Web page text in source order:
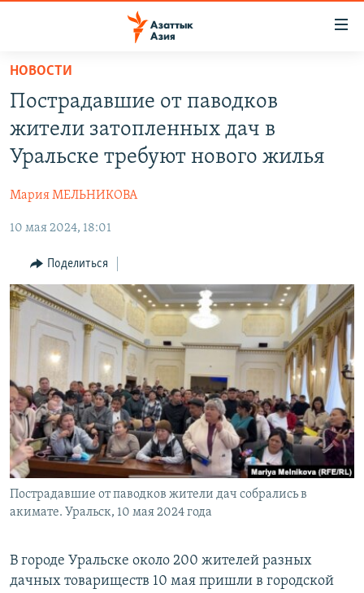
Вернуться
основному
содержанию
Вернутся
главной
навигации
Вернутся
поиску
КАЗАХСТАН
ТАДЖИКИСТАН
НОВОСТИ
ВОЙНА В УКРАИНЕ
ҚАЗАҚША
КЫРГЫЗЧА
ЎЗБЕКЧА
ТОҶИКӢ
TÜRKMENÇE
Все сайты РСЕ/РС
НОВОСТИ
Пострадавшие от паводков
жители затопленных дач в
Уральске требуют нового жилья
Мария МЕЛЬНИКОВА
10 мая 2024, 18:01
Поделиться
Пострадавшие от паводков жители дач собрались в
акимате. Уральск, 10 мая 2024 года
В городе Уральске около 200 жителей разных
дачных товариществ 10 мая пришли в городской